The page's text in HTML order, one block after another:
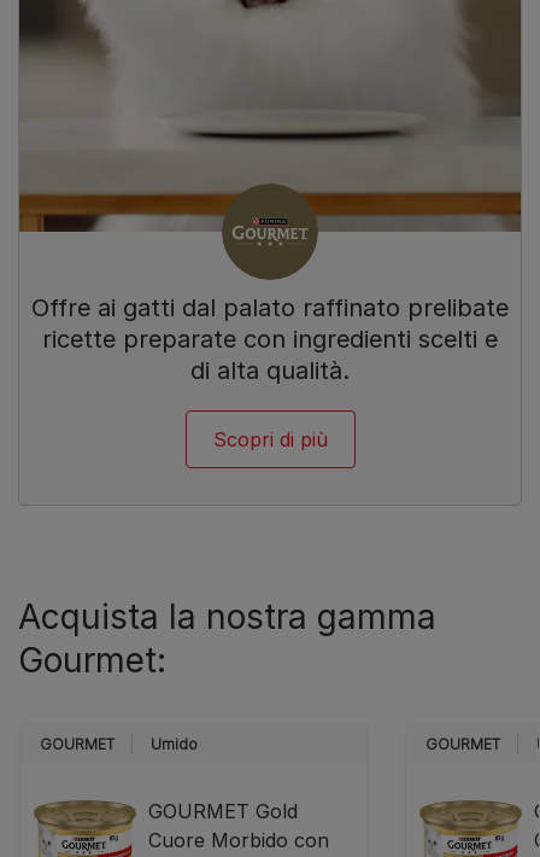
Offre ai gatti dal palato raffinato prelibate
ricette preparate con ingredienti scelti e
di alta qualità.
Scopri di più
Acquista la nostra gamma
Gourmet:
GOURMET Umido
GOURMET Gold
Cuore Morbido con
GOURMET